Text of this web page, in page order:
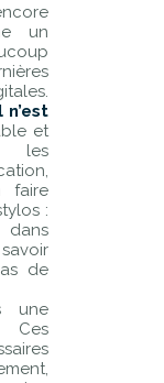
un
et
les
faire
:
de
une
Ces